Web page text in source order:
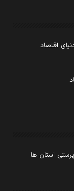
اقتصاد
استان ها